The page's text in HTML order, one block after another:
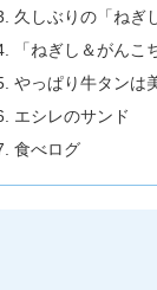
久しぶりの「ねぎ
「ねぎし＆がんこ
やっぱり牛タンは
エシレのサンド
食べログ